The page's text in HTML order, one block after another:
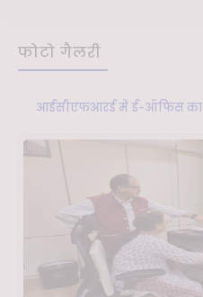
फोटो गैलरी
आईसीएफआरई में ई-ऑफिस का